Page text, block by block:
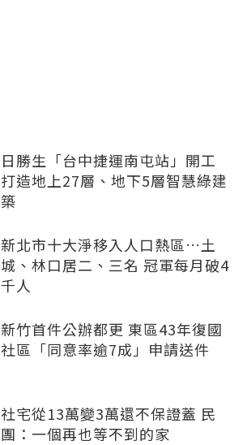
日勝生「台中捷運南屯站」開工
打造地上27層、地下5層智慧綠建
築
新北市十大淨移入人口熱區…土
城、林口居二、三名 冠軍每月破4
千人
新竹首件公辦都更 東區43年復國
社區「同意率逾7成」申請送件
社宅從13萬變3萬還不保證蓋 民
團：一個再也等不到的家